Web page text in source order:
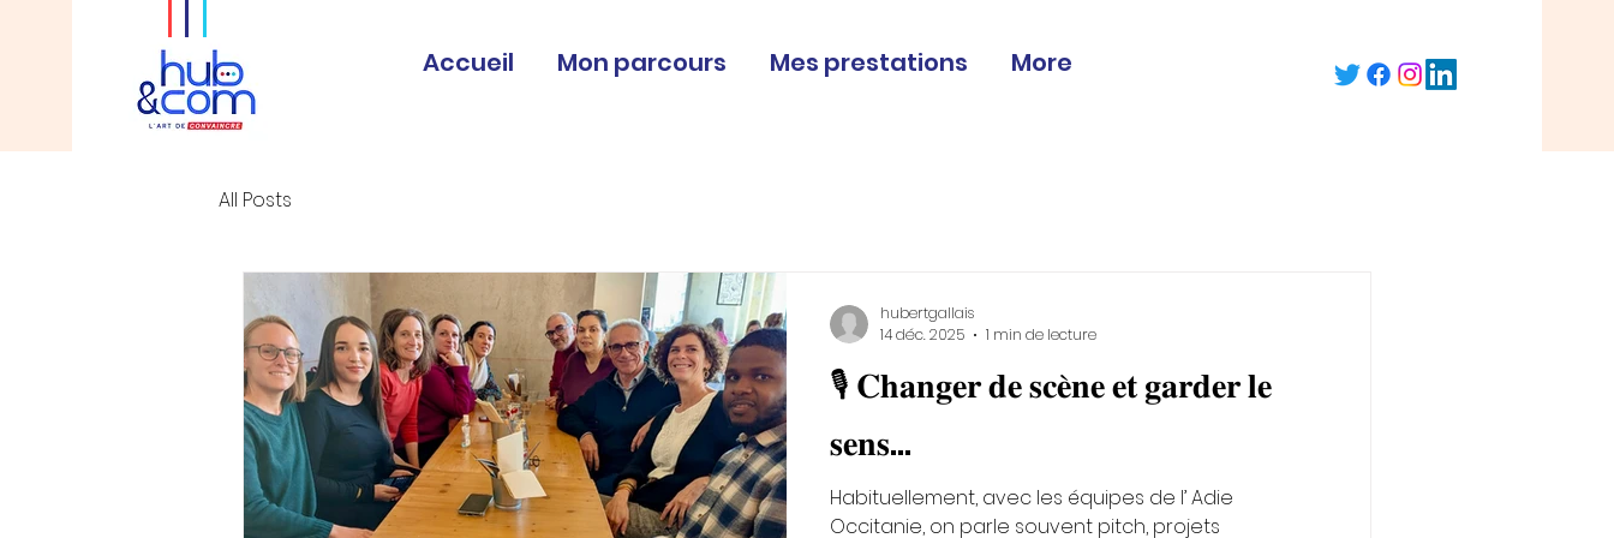
Accueil Mon parcours Mes prestations More
All Posts
🎙️ 𝐂𝐡𝐚𝐧𝐠𝐞𝐫 𝐝𝐞 𝐬𝐜𝐞̀𝐧𝐞 𝐞𝐭 𝐠𝐚𝐫𝐝𝐞𝐫 𝐥𝐞
𝐬𝐞𝐧𝐬…
Habituellement, avec les équipes de l’ Adie
Occitanie, on parle souvent pitch, projets
hubertgallais
14 déc. 2025
1 min de lecture